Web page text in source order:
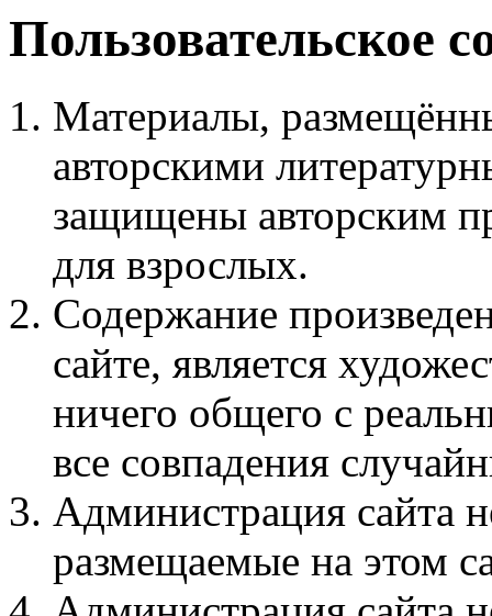
Пользовательское
Материалы,
авторскими
защищены авторским
для взрослых.
Содержание
сайте, является
ничего общего с
все совпадения
Администрация сайта
размещаемые на этом